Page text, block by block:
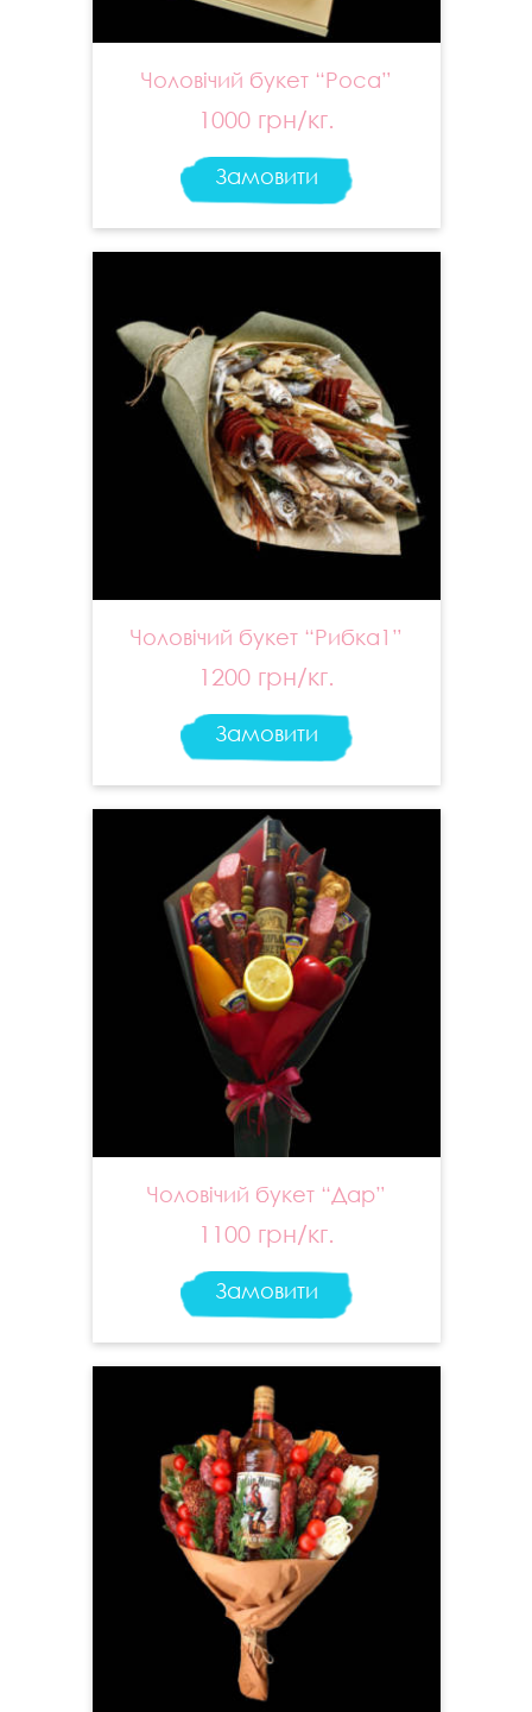
Чоловічий букет “Роса”
1000 грн/кг.
Замовити
Чоловічий букет “Рибка1”
1200 грн/кг.
Замовити
Чоловічий букет “Дар”
1100 грн/кг.
Замовити